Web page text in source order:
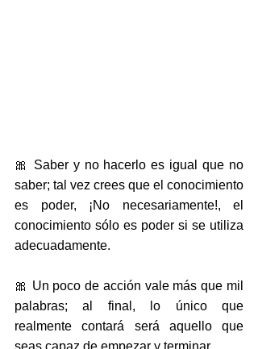
🎀 Saber y no hacerlo es igual que no
saber; tal vez crees que el conocimiento
es poder, ¡No necesariamente!, el
conocimiento sólo es poder si se utiliza
adecuadamente.
🎀 Un poco de acción vale más que mil
palabras; al final, lo único que
realmente contará será aquello que
seas capaz de empezar y terminar.